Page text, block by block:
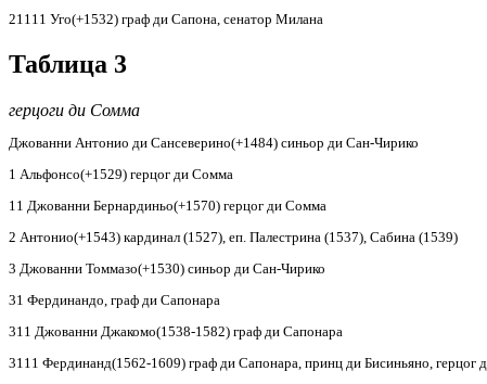
21111 Уго(+1532) граф ди Сапона, сенатор Милана
Таблица 3
герцоги ди Сомма
Джованни Антонио ди Сансеверино(+1484) синьор ди Сан-Чирико
1 Альфонсо(+1529) герцог ди Сомма
11 Джованни Бернардиньо(+1570) герцог ди Сомма
2 Антонио(+1543) кардинал (1527), еп. Палестрина (1537), Сабина (1539)
3 Джованни Томмазо(+1530) синьор ди Сан-Чирико
31 Фердинандо, граф ди Сапонара
311 Джованни Джакомо(1538-1582) граф ди Сапонара
3111 Фердинанд(1562-1609) граф ди Сапонара, принц ди Бисиньяно, герцог